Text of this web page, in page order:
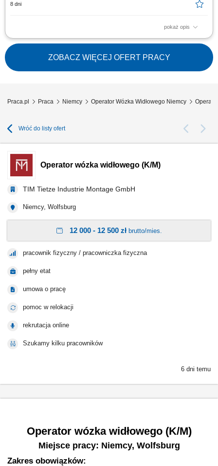
8 dni
pokaż opis
Opis stanowiska: Prowadzenie prac przeładunkowych oraz
manewrowanie wózkami wysokiego składowania i urządzeniami
czołowymi. Bezpieczny transport wewnętrzny, rozładunek dostaw oraz
lokowanie gabarytowych komponentów produkcyjnych w strefach
regałowych. Przygotowywanie towarów do wysyłki...
ZOBACZ WIĘCEJ OFERT PRACY
Praca.pl Praca Niemcy Operator Wózka Widłowego Niemcy
Wróć do listy ofert
Operator wózka widłowego (K/M)
TIM Tietze Industrie Montage GmbH
Niemcy, Wolfsburg
12 000 - 12 500 złbrutto/mies.
pracownik fizyczny / pracowniczka fizyczna
pełny etat
umowa o pracę
pomoc w relokacji
rekrutacja online
Szukamy kilku pracowników
6 dni temu
Operator wózka widłowego (K/M)
Miejsce pracy: Niemcy, Wolfsburg
Zakres obowiązków: